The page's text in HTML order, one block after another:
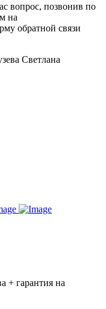
вопрос, позвонив по
на
обратной связи
Светлана
+ гарантия на